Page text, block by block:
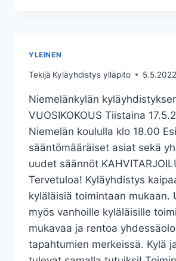
YLEINEN
Tekijä Kyläyhdistys ylläpito 5.5.2022
Niemelänkylän
VUOSIKOKOUS Tiistaina
Niemelän koululla klo 18.00
sääntömääräiset asiat sekä
uudet säännöt
Tervetuloa! Kyläyhdistys
kyläläisiä toimintaan mukaan.
myös vanhoille kyläläisille
mukavaa ja rentoa
tapahtumien merkeissä. Kylä